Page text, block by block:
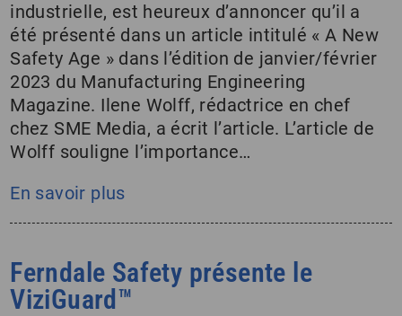
industrielle, est heureux d’annoncer qu’il a
été présenté dans un article intitulé « A New
Safety Age » dans l’édition de janvier/février
2023 du Manufacturing Engineering
Magazine. Ilene Wolff, rédactrice en chef
chez SME Media, a écrit l’article. L’article de
Wolff souligne l’importance…
En savoir plus
Ferndale Safety présente le
ViziGuard™